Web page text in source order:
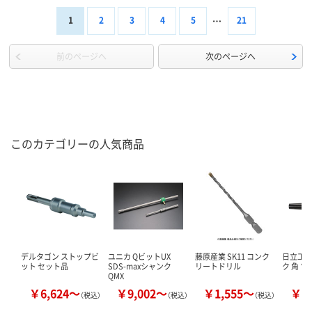
1 2 3 4 5 21
前のページへ 次のページへ
このカテゴリーの人気商品
デルタゴン ストップビ
ット セット品
￥6,624～（税込）
ユニカ QビットUX
SDS-maxシャンク
QMX
￥9,002～（税込）
藤原産業 SK11 コンク
リートドリル
￥1,555～（税込）
日立工
ク 角 ツ
￥